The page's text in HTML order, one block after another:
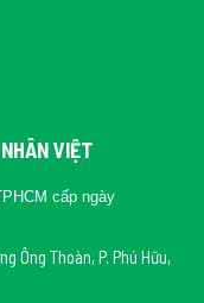
VIỆT
cấp ngày
Ông Thoàn, P. Phú Hữu,